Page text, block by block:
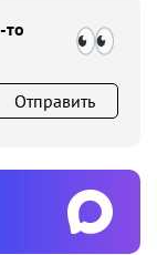
то
Отправить